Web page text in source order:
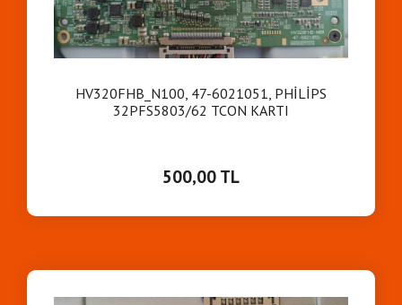
HV320FHB_N100, 47-6021051, PHİLİPS
32PFS5803/62 TCON KARTI
500,00 TL